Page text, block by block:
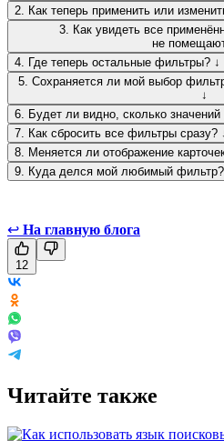
2. Как теперь применить или
3. Как увидеть все
не
4. Где теперь остальные фильтры? ↓
5. Сохраняется ли мой выбор
↓
6. Будет ли видно, сколько
7. Как сбросить все фильтры сразу?
8. Меняется ли отображение
9. Куда делся мой любимый фильтр?
↩ На главную блога
12
Читайте также